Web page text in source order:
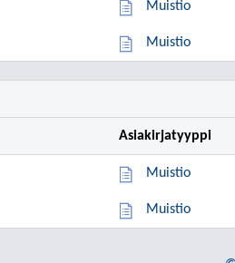
Muistio
Muistio
Asiakirjatyyppi
Muistio
Muistio